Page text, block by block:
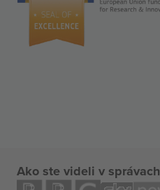
Ako ste videli v správach